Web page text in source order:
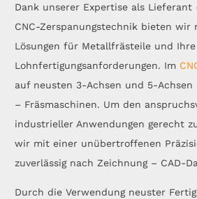
Dank unserer Expertise als
CNC-Zerspanungstechnik bieten wir
Lösungen für Metallfrästeile und Ihre
Lohnfertigungsanforderungen. Im
auf neusten 3-Achsen und 5-Achsen
– Fräsmaschinen. Um den
industrieller Anwendungen gerecht
wir mit einer unübertroffenen
zuverlässig nach Zeichnung – CAD-
Durch die Verwendung neuster